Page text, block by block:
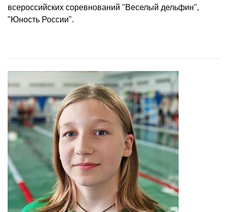
всероссийских соревнований "Веселый дельфин",
"Юность России".